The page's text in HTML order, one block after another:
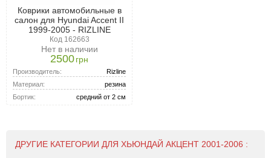
Коврики автомобильные в
салон для Hyundai Accent II
1999-2005 - RIZLINE
Код 162663
Нет в наличии
2500грн
Производитель:
Rizline
Материал:
резина
Бортик:
средний от 2 см
ДРУГИЕ КАТЕГОРИИ ДЛЯ ХЬЮНДАЙ АКЦЕНТ 2001-2006 :